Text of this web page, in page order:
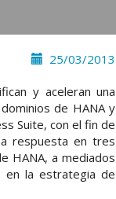
25/03/2013
y aceleran una
de HANA y
Suite, con el fin de
respuesta en tres
HANA, a mediados
en la estrategia de